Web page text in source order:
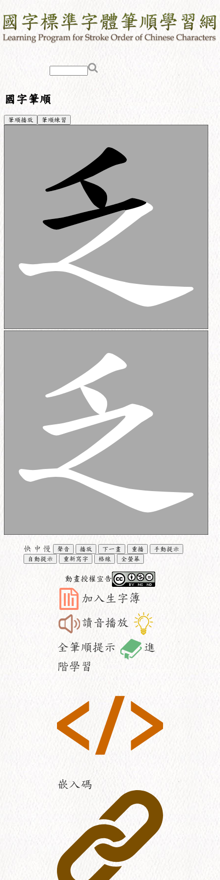
國字筆順
筆順播放 筆順練習
快 中 慢 聲音 播放 下一畫 重播
手動提示
自動提示
重新寫字 格線 全螢幕
動畫授權宣告
加入生字簿
讀音播放
全筆順提示
進
階學習
嵌入碼